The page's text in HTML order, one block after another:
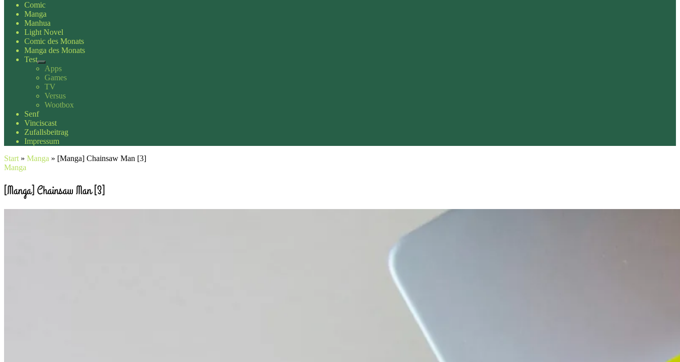
Comic
Manga
Manhua
Light Novel
Comic des Monats
Manga des Monats
Test
Apps
Games
TV
Versus
Wootbox
Senf
Vinciscast
Zufallsbeitrag
Impressum
Start » Manga » [Manga] Chainsaw Man [3]
Manga
[Manga] Chainsaw Man [3]